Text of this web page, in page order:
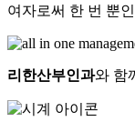
여자로써 한 번 뿐
리한산부인과와 함